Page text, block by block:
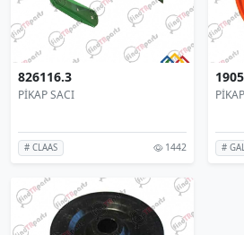
826116.3
PİKAP SACI
# CLAAS 1442 #